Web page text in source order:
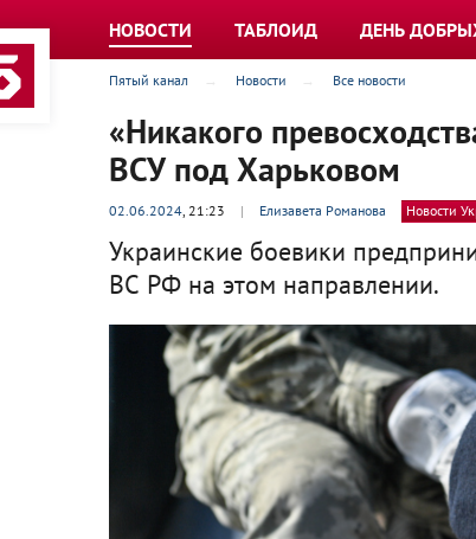
НОВОСТИ ТАБЛОИД ДЕНЬ
Пятый канал Новости Все новости
«Никакого
ВСУ под Харьковом
02.06.2024, 21:23 | Елизавета Романова Новости
Украинские боевики
ВС РФ на этом направлении.